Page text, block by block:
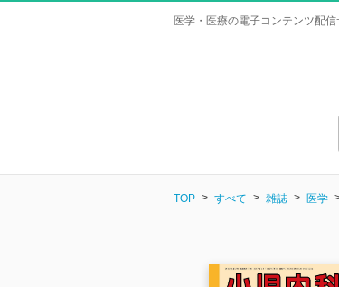
医学・医療の電子コンテンツ配信
TOP すべて 雑誌 医学